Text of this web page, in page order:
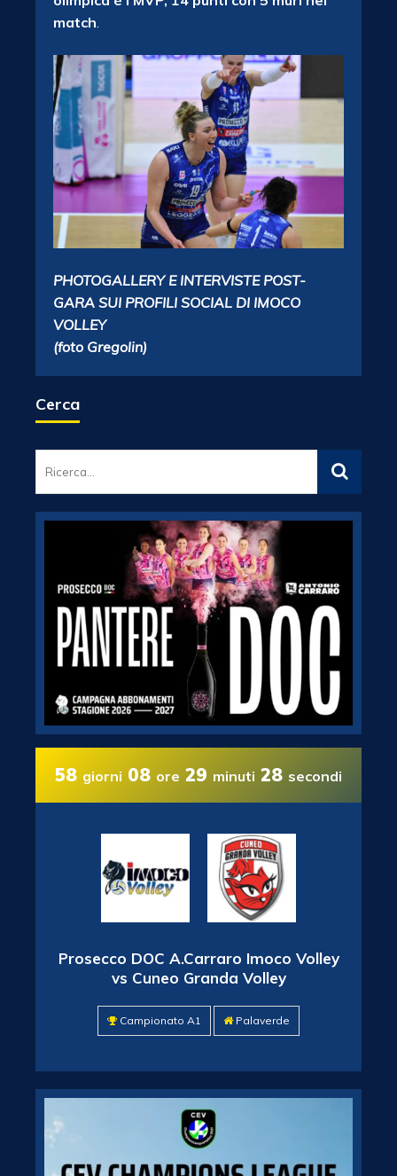
match.
PHOTOGALLERY E INTERVISTE POST-
GARA SUI PROFILI SOCIAL DI IMOCO
VOLLEY
(foto Gregolin)
Cerca
58 giorni 08 ore 29 minuti 27 secondi
Prosecco DOC A.Carraro Imoco Volley
vs Cuneo Granda Volley
Campionato A1 Palaverde